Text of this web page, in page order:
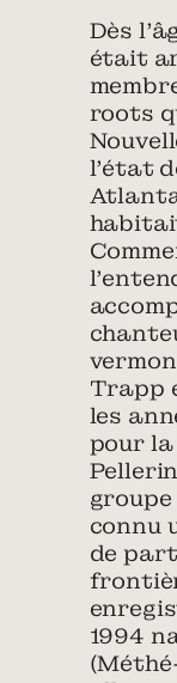
Dès
était
roots
l’état
Atlanta
Trapp
les
pour
connu
de
1994